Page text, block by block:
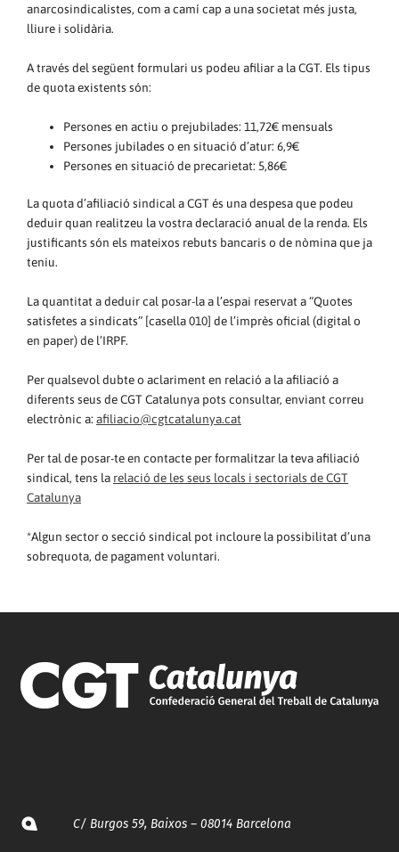
anarcosindicalistes, com a camí cap a una societat més justa,
lliure i solidària.
A través del següent formulari us podeu afiliar a la CGT. Els tipus
de quota existents són:
Persones en actiu o prejubilades: 11,72€ mensuals
Persones jubilades o en situació d’atur: 6,9€
Persones en situació de precarietat: 5,86€
La quota d’afiliació sindical a CGT és una despesa que podeu
deduir quan realitzeu la vostra declaració anual de la renda. Els
justificants són els mateixos rebuts bancaris o de nòmina que ja
teniu.
La quantitat a deduir cal posar-la a l’espai reservat a “Quotes
satisfetes a sindicats” [casella 010] de l’imprès oficial (digital o
en paper) de l’IRPF.
Per qualsevol dubte o aclariment en relació a la afiliació a
diferents seus de CGT Catalunya pots consultar, enviant correu
electrònic a: afiliacio@cgtcatalunya.cat
Per tal de posar-te en contacte per formalitzar la teva afiliació
sindical, tens la relació de les seus locals i sectorials de CGT
Catalunya
*Algun sector o secció sindical pot incloure la possibilitat d’una
sobrequota, de pagament voluntari.
C/ Burgos 59, Baixos – 08014 Barcelona